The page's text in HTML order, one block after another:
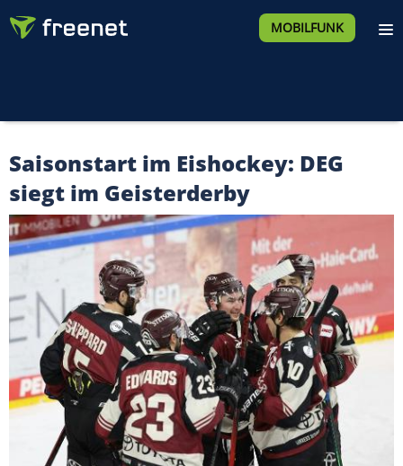
MOBILFUNK
Saisonstart im Eishockey: DEG
siegt im Geisterderby